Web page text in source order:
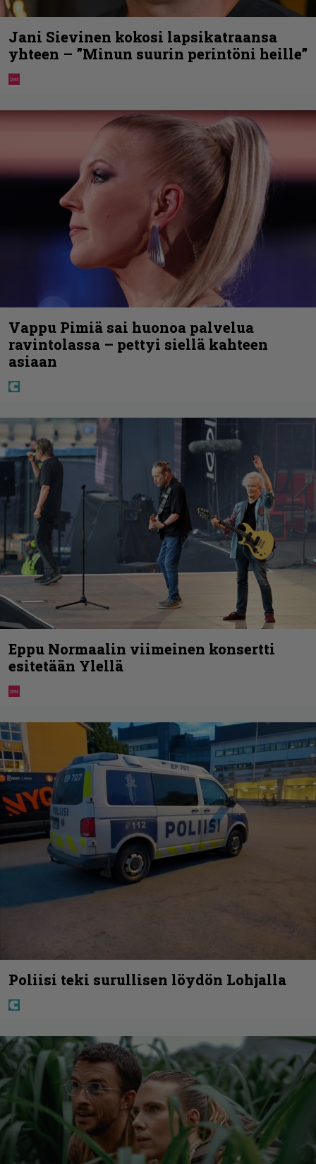
Jani Sievinen kokosi lapsikatraansa
yhteen – ”Minun suurin perintöni heille”
Vappu Pimiä sai huonoa palvelua
ravintolassa – pettyi siellä kahteen
asiaan
Eppu Normaalin viimeinen konsertti
esitetään Ylellä
Poliisi teki surullisen löydön Lohjalla